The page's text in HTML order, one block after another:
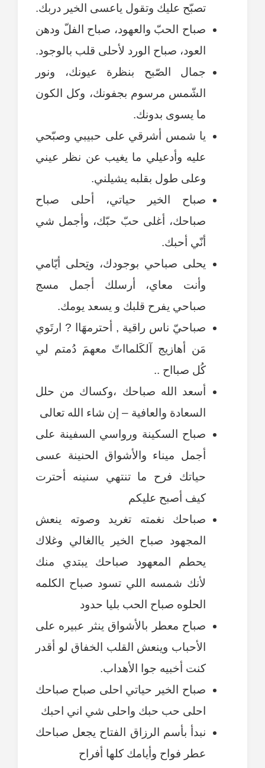
تصبّح عليك وتقول ياعسى الخير دربك.
صباح الحبّ والعهود، صباح الفلّ ودهن
العود، صباح الورد لأحلى قلب بالوجود.
جمال الصّبح بنظرة عيونك، ونور
الشّمس مرسوم بجفونك، وكل الكون
ما يسوى بدونك.
يا شمس أشرقي على حبيبي وصبّحي
عليه وأدعيلي ما يغيب عن نظر عيني
وعلى طول بقلبه يشيلني.
صباح الخير حياتي، أحلى صباح
صباحك، أغلى حبّ حبّك، وأجمل شي
أنّي أحبك.
يحلى صباحي بوجودك، وتِحلى أيّامي
وأنت معاي، أرسلك أجمل مسج
صباحي يفرح قلبك و يسعد يومك.
صباحيّ ناس راقية , أحترمھَاا ? ارتَوي
مَن أهازيج آلكَلمااتّ معھمَ دُمتم لي
كُل صبااح ..
أسعد الله صباحك ،وكساك من حلل
السعادة والعافية – إن شاء الله تعالى
صباح السكينة ورواسي السفينة على
أجمل ميناء والأشواق الحنينة عسى
حياتك فرح ما تنتهي سنينه أحترت
كيف أصبح عليكم
صباحك نغمته تغريد وصوته ينعش
المجهود صباح الخير ياالغالي وغلاك
يحطم المعهود صباحك يبتدي منك
لأنك شمسه اللي تسود صباح الكلمه
الحلوه صباح الحب بليا حدود
صباح معطر بالأشواق ينثر عبيره على
الأحباب وينعش القلب الخفاق لو أقدر
كنت أخبيه جوا الأهداب.
صباح الخير حياتي احلى صباح صباحك
احلى حب حبك واحلى شي اني احبك
نبدأ بأسم الرزاق الفتاح يجعل صباحك
عطر فواح وأيامك كلها أفراح